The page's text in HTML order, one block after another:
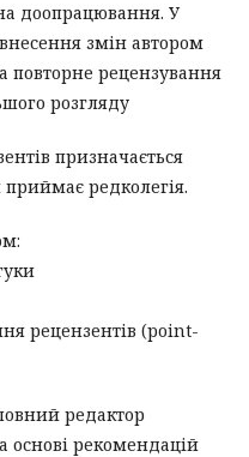
доопрацювання. У
змін автором
повторне рецензування
розгляду
призначається
редколегія.
рецензентів (point-
редактор
рекомендацій